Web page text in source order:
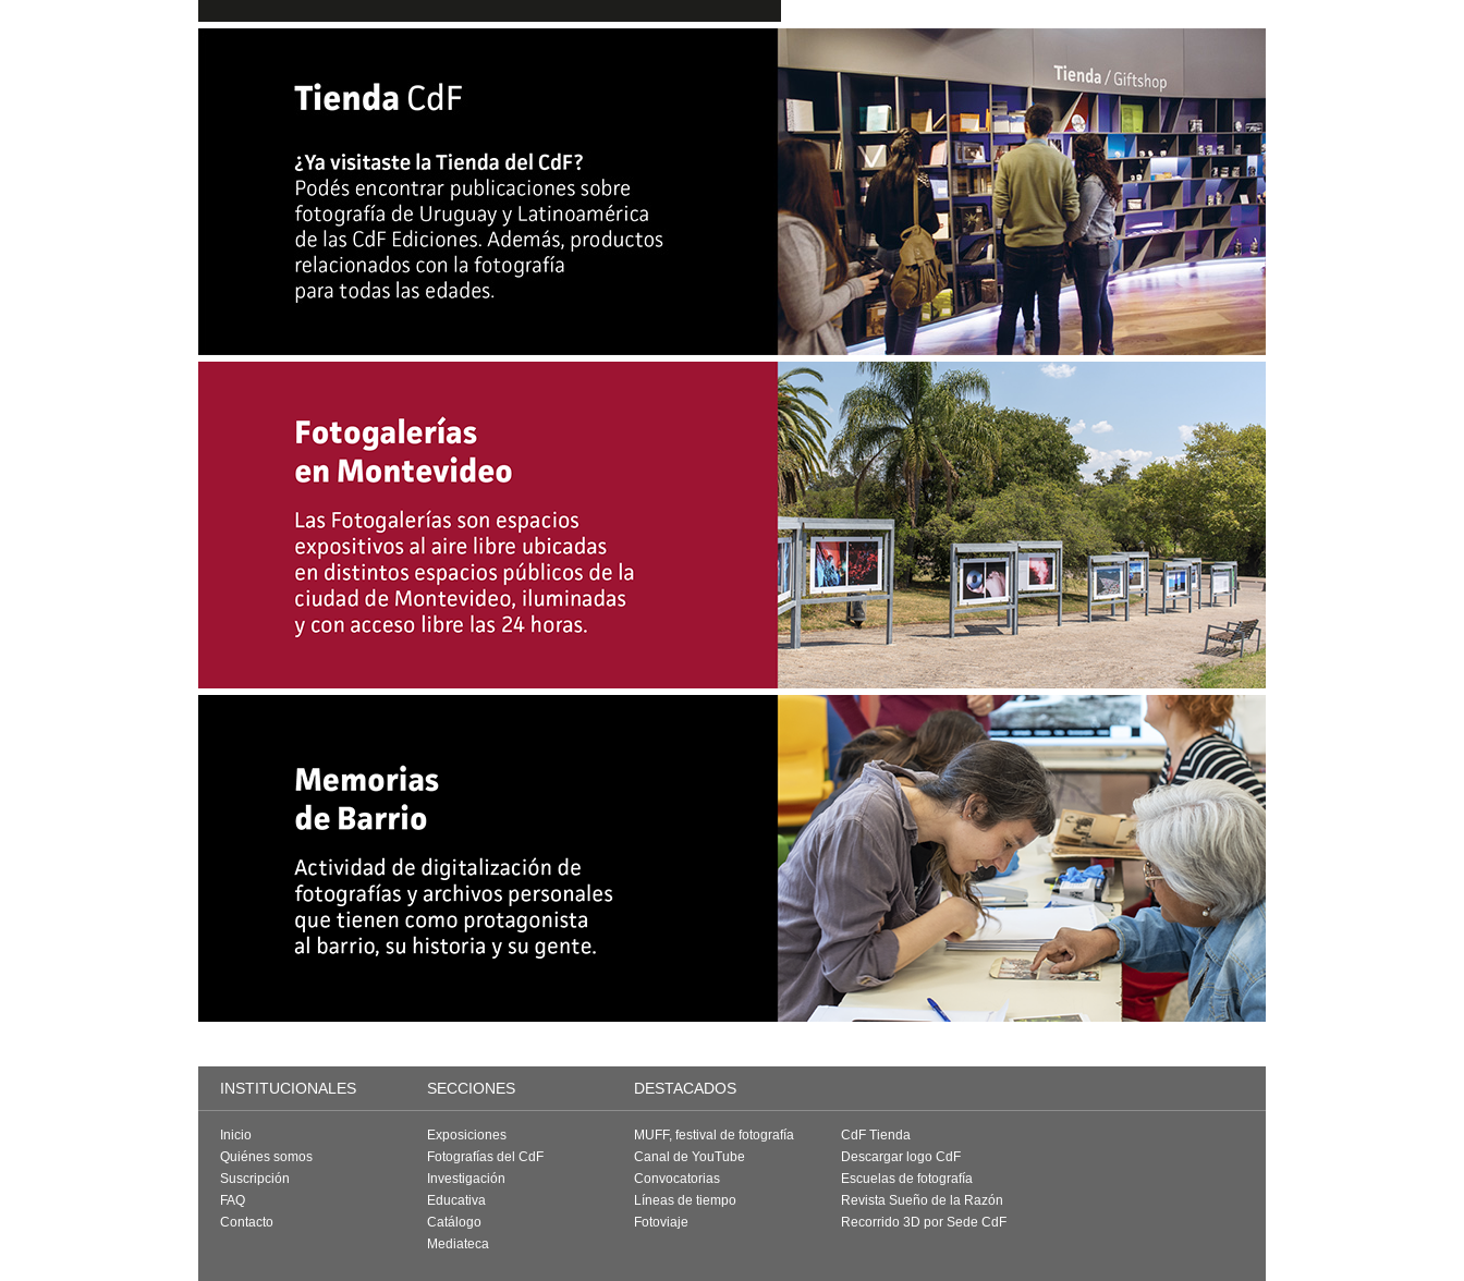
INSTITUCIONALES SECCIONES DESTACADOS
Inicio
Quiénes somos
Suscripción
FAQ
Contacto
Exposiciones
Fotografías del CdF
Investigación
Educativa
Catálogo
Mediateca
MUFF, festival de fotografía
Canal de YouTube
Convocatorias
Líneas de tiempo
Fotoviaje
CdF Tienda
Descargar logo CdF
Escuelas de fotografía
Revista Sueño de la Razón
Recorrido 3D por Sede CdF